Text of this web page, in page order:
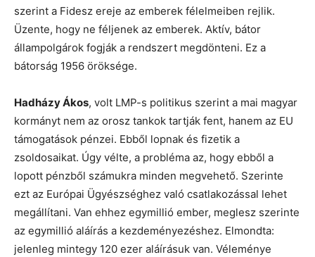
szerint a Fidesz ereje az emberek félelmeiben rejlik.
Üzente, hogy ne féljenek az emberek. Aktív, bátor
állampolgárok fogják a rendszert megdönteni. Ez a
bátorság 1956 öröksége.
Hadházy Ákos, volt LMP-s politikus szerint a mai magyar
kormányt nem az orosz tankok tartják fent, hanem az EU
támogatások pénzei. Ebből lopnak és fizetik a
zsoldosaikat. Úgy vélte, a probléma az, hogy ebből a
lopott pénzből számukra minden megvehető. Szerinte
ezt az Európai Ügyészséghez való csatlakozással lehet
megállítani. Van ehhez egymillió ember, meglesz szerinte
az egymillió aláírás a kezdeményezéshez. Elmondta:
jelenleg mintegy 120 ezer aláírásuk van. Véleménye